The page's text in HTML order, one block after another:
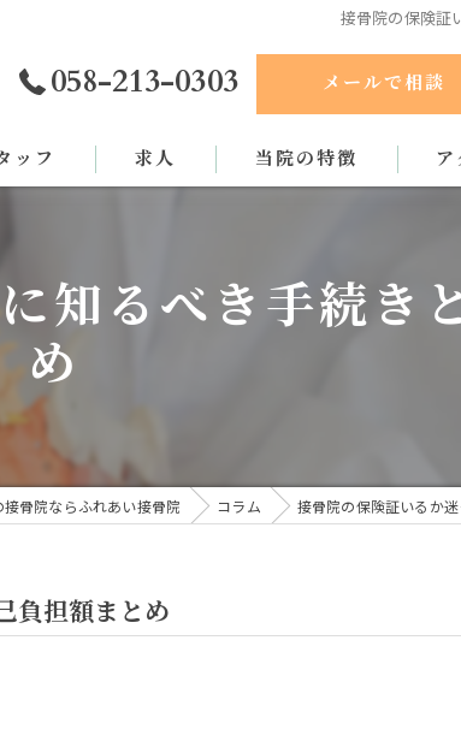
接骨院の保険証
058-213-0303 メールで相談
ッフ 求人 当院の特徴
骨盤矯正
知るべき手続き
め
骨院ならふれあい接骨院 コラム 接骨院の保険証いるか
負担額まとめ